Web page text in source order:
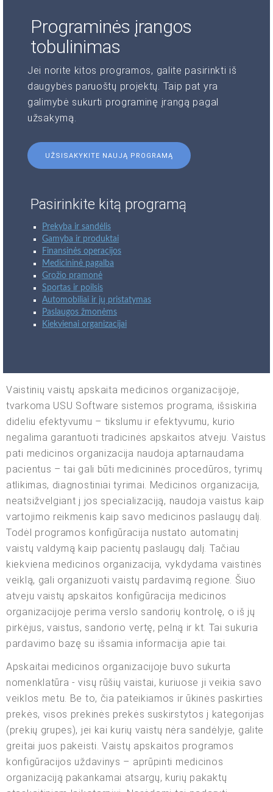
Programinės įrangos
tobulinimas
Jei norite kitos programos, galite pasirinkti iš
daugybės paruoštų projektų. Taip pat yra
galimybė sukurti programinę įrangą pagal
užsakymą.
UŽSISAKYKITE NAUJĄ PROGRAMĄ
Pasirinkite kitą programą
Prekyba ir sandėlis
Gamyba ir produktai
Finansinės operacijos
Medicininė pagalba
Grožio pramonė
Sportas ir poilsis
Automobiliai ir jų pristatymas
Paslaugos žmonėms
Kiekvienai organizacijai
Vaistinių vaistų apskaita medicinos organizacijoje,
tvarkoma USU Software sistemos programa, išsiskiria
dideliu efektyvumu – tikslumu ir efektyvumu, kurio
negalima garantuoti tradicinės apskaitos atveju. Vaistus
pati medicinos organizacija naudoja aptarnaudama
pacientus – tai gali būti medicininės procedūros, tyrimų
atlikimas, diagnostiniai tyrimai. Medicinos organizacija,
neatsižvelgiant į jos specializaciją, naudoja vaistus kaip
vartojimo reikmenis kaip savo medicinos paslaugų dalį.
Todėl programos konfigūracija nustato automatinį
vaistų valdymą kaip pacientų paslaugų dalį. Tačiau
kiekviena medicinos organizacija, vykdydama vaistinės
veiklą, gali organizuoti vaistų pardavimą regione. Šiuo
atveju vaistų apskaitos konfigūracija medicinos
organizacijoje perima verslo sandorių kontrolę, o iš jų
pirkėjus, vaistus, sandorio vertę, pelną ir kt. Tai sukuria
pardavimo bazę su išsamia informacija apie tai.
Apskaitai medicinos organizacijoje buvo sukurta
nomenklatūra - visų rūšių vaistai, kuriuose ji veikia savo
veiklos metu. Be to, čia pateikiamos ir ūkinės paskirties
prekės, visos prekinės prekės suskirstytos į kategorijas
(prekių grupes), jei kai kurių vaistų nėra sandėlyje, galite
greitai juos pakeisti. Vaistų apskaitos programos
konfigūracijos uždavinys – aprūpinti medicinos
organizaciją pakankamai atsargų, kurių pakaktų